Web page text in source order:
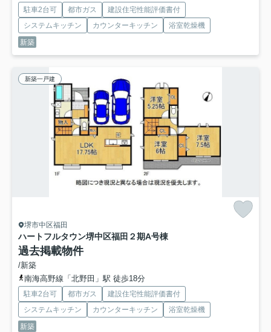
駐車2台可 都市ガス
建設住宅性能評価書付
システムキッチン
カウンターキッチン
浴室乾燥機
新築
新築一戸建
堺市中区福田
ハートフルタウン堺中区福田２期A号棟
過去掲載物件
/新築
南海高野線「北野田」駅 徒歩18分
駐車2台可 都市ガス
建設住宅性能評価書付
システムキッチン
カウンターキッチン
浴室乾燥機
新築